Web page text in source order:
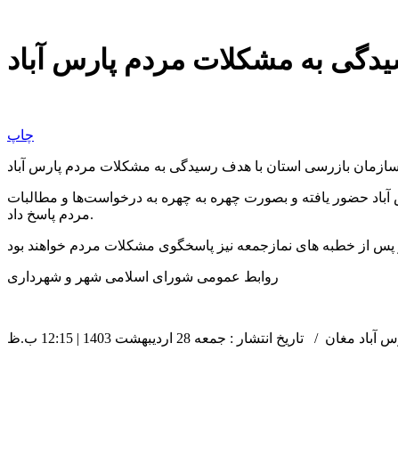
به مشکلات مردم پارس آباد
چاپ
بازرسی استان با هدف رسیدگی به مشکلات مردم پارس آباد
حضور یافته و بصورت چهره به چهره به درخواست‌ها و مطالبات
مردم پاسخ داد.
روابط عمومی شورای اسلامی شهر و شهرداری
انتشار : جمعه 28 اردیبهشت 1403 | 12:15 ب.ظ